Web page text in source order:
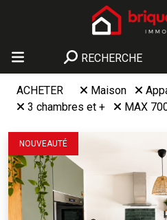
RECHERCHE
ACHETER Maison
3 chambres et +
MAX
NOUVEAUTÉ